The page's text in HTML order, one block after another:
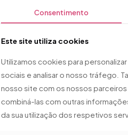
Consentimento
Este site utiliza cookies
Utilizamos cookies para
sociais e analisar o nosso tráfego.
nosso site com os nossos
combiná-las com outras
da sua utilização dos respetivos